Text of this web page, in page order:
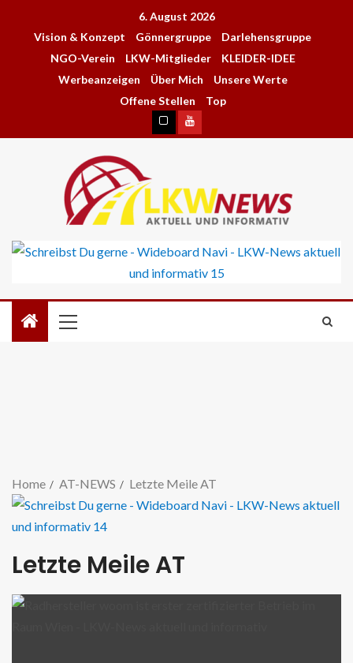
6. August 2026
Vision & Konzept
Gönnergruppe
Darlehensgruppe
NGO-Verein
LKW-Mitglieder
KLEIDER-IDEE
Werbeanzeigen
Über Mich
Unsere Werte
Offene Stellen
Top
Home AT-NEWS Letzte Meile AT
Letzte Meile AT